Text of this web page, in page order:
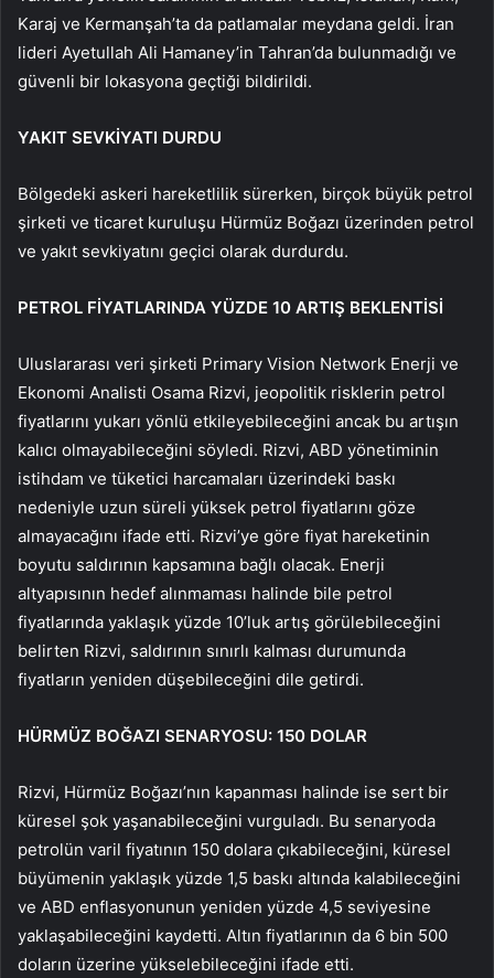
Karaj ve Kermanşah’ta da patlamalar meydana geldi. İran
lideri Ayetullah Ali Hamaney’in Tahran’da bulunmadığı ve
güvenli bir lokasyona geçtiği bildirildi.
YAKIT SEVKİYATI DURDU
Bölgedeki askeri hareketlilik sürerken, birçok büyük petrol
şirketi ve ticaret kuruluşu Hürmüz Boğazı üzerinden petrol
ve yakıt sevkiyatını geçici olarak durdurdu.
PETROL FİYATLARINDA YÜZDE 10 ARTIŞ BEKLENTİSİ
Uluslararası veri şirketi Primary Vision Network Enerji ve
Ekonomi Analisti Osama Rizvi, jeopolitik risklerin petrol
fiyatlarını yukarı yönlü etkileyebileceğini ancak bu artışın
kalıcı olmayabileceğini söyledi. Rizvi, ABD yönetiminin
istihdam ve tüketici harcamaları üzerindeki baskı
nedeniyle uzun süreli yüksek petrol fiyatlarını göze
almayacağını ifade etti. Rizvi’ye göre fiyat hareketinin
boyutu saldırının kapsamına bağlı olacak. Enerji
altyapısının hedef alınmaması halinde bile petrol
fiyatlarında yaklaşık yüzde 10’luk artış görülebileceğini
belirten Rizvi, saldırının sınırlı kalması durumunda
fiyatların yeniden düşebileceğini dile getirdi.
HÜRMÜZ BOĞAZI SENARYOSU: 150 DOLAR
Rizvi, Hürmüz Boğazı’nın kapanması halinde ise sert bir
küresel şok yaşanabileceğini vurguladı. Bu senaryoda
petrolün varil fiyatının 150 dolara çıkabileceğini, küresel
büyümenin yaklaşık yüzde 1,5 baskı altında kalabileceğini
ve ABD enflasyonunun yeniden yüzde 4,5 seviyesine
yaklaşabileceğini kaydetti. Altın fiyatlarının da 6 bin 500
doların üzerine yükselebileceğini ifade etti.